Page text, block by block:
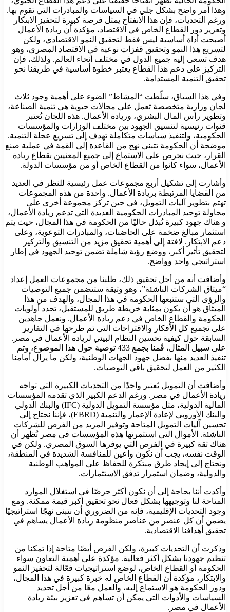
وهذا أمر واضح بشكل جلي في السياسات والمبادرات التي تقوم بها.
ورغم التحديات، فإن هذا الانفتاح يمثل فرصة كبيرة لتحفيز الابتكار
وتعزيز دور القطاع الخاص في الاقتصاد، مؤكدة أن ريادة الأعمال
أصبحت أداة أساسية ليس فقط لتحقيق النمو الاقتصادي، ولكن
لتسريع هذا النمو وتحقيق قفزات نوعية في الاقتصاد المصري، وهو
هدف تسعى إليه جميع الدول في مختلف أنحاء العالم. ولذلك، فإن
التركيز على دعم هذا القطاع يعتبر خطوة أساسية في طريقنا نحو
تحقيق التنمية المستدامة.
وفي هذا السياق، سلّطت “المشاط” الضوء على أهمية وجود ثلاث
لجان وزارية متخصصة تعمل على مجالات حيوية هي تنمية الصناعة،
وتطوير رأس المال البشري، وريادة الأعمال. هذه اللجان تُعتبر
قنوات رئيسية لتنسيق الجهود بين مختلف الوزارات والمؤسسات
الحكومية، ولتنفيذ سياسات متكاملة تهدف إلى تسريع عجلة التنمية.
موضحة أن الحكومة تتبني نهج من القاعدة إلى القمة في عملية صنع
القرار، حيث نحرص على الاستماع إلى جميع المعنيين بقطاع ريادة
الأعمال، سواء كانوا من القطاع الخاص أو من مؤسسات الدولة.
وأشارت إلى تشكيل أربع مجموعات عمل رئيسية للنظر في العديد
من القضايا المرتبطة بريادة الأعمال. واحدة من هذه المجموعات
تهتم بتطوير آليات التمويل، في حين تركز مجموعة أخرى على
محاولة توحيد المبادرات الحكومية العديدة التي تدعم ريادة الأعمال،
و هناك جهود كبيرة تُبذل حاليًا من الحكومة في هذا المجال، حيث يتم
استثمار مبالغ ضخمة على الحاضنات، والمبادرات التوعوية، وعلى
دعم الابتكار. لافتة إلى أهمية تحقيق مزيد من التنسيق والتركيز
لتحقيق تأثير أكبر، ووضع رؤية شاملة تضمن توحيد الجهود في إطار
استراتيجي واحد وواضح.
وأضافت أنه من أجل تحقيق ذلك، طلبنا من مجموعات العمل إعداد
“ميثاق الشركات الناشئة”، وهو وثيقة ستتضمن جميع التوصيات
والرؤى التي ستتبعها الحكومة في هذا المجال، والهدف من هذا
الميثاق هو أن يكون بمثابة خريطة طريق للمستقبل، تحدد أولويات
الحكومة والقطاع الخاص في دعم ريادة الأعمال. ونعمل جاهدين
على تجميع كل الأفكار والاقتراحات التي تم طرحها في التقارير
السابقة حول كيفية تحسين النظام البيئي لريادة الأعمال في مصر.
على سبيل المثال، قُمنا بجمع 433 توصية حول هذا الموضوع، وتم
تنفيذ العديد منها بفضل جهود الجهات الوطنية، ولكن ما يزال أمامنا
الكثير من العمل لتحقيق باقي التوصيات.
وأضافت أن التمويل يُعتبر واحدًا من التحديات الكبيرة التي تواجه
ريادة الأعمال في مصر. ورغم الدعم الكبير الذي تقدمه المؤسسات
المالية الدولية، مثل مؤسسة التمويل الدولية (IFC) والبنك الدولي
والبنك الأوروبي لإعادة الإعمار والتنمية (EBRD)، فإننا نحتاج إلى
تحسين آليات التمويل المتاحة وتوفير المزيد من الفرص للشركات
الناشئة. الأموال التي استثمرتها هذه المؤسسات في مصر تُظهر أن
هناك ثقة كبيرة في الفرص التي يوفرها السوق المصري. ولكن في
الوقت نفسه، يجب أن نكون واعين للمنافسة الشديدة في المنطقة،
ونحتاج إلى إيجاد طرق مبتكرة للحفاظ على المواهب الوطنية
والدولية، وضمان استمرار تدفق الاستثمارات.
وأكدت أننا بحاجة إلى أن نكون أكثر حرصًا في استغلال الموارد
المتاحة لنا وتوجيهها بشكل فعال نحو تحقيق أكبر قيمة ممكنة. ومع
وجود التحديات الإقليمية، فإنه من الضروري أن نتبنى نهجًا استراتيجيًا
يضمن أن كل عنصر من عناصر منظومة ريادة الأعمال يساهم في
تحقيق أهدافنا الاقتصادية.
وذكرت أن التحديات كبيرة، ولكن الفرص أيضًا متاحة إذا تمكنا من
تنظيم جهودنا بشكل أكثر فعالية. مؤكدة على أهمية التعاون سواء
الحكومة أو القطاع الخاص، لوضع استراتيجيات فعّالة لتحفيز النمو
والابتكار، مؤكدة أن القطاع الخاص له خبرة كبيرة في هذا المجال،
ودور الحكومة هو الاستماع إليه، والعمل معًا من أجل تحديد
السياسات والأدوات التي يمكن أن تساهم في تعزيز بيئة ريادة
الأعمال في مصر.